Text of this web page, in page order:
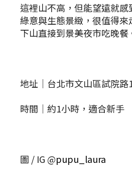
這裡山不高，但能望遠就
綠意與生態景緻，很值得
下山直接到景美夜市吃晚餐
地址｜台北市文山區試院路
時間｜約1小時，適合新手
圖 / IG @pupu_laura